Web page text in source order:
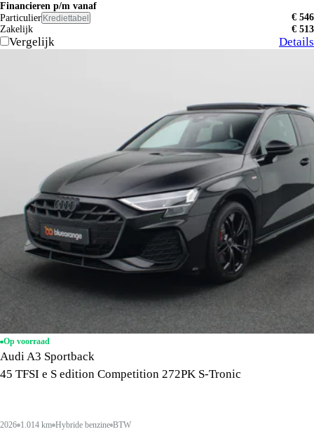
Financieren p/m vanaf
Particulier Krediettabel
€ 546
Zakelijk
€ 513
Vergelijk Details
Op voorraad
Audi A3 Sportback
45 TFSI e S edition Competition 272PK S-Tronic
2026 1.014 km Hybride benzine BTW